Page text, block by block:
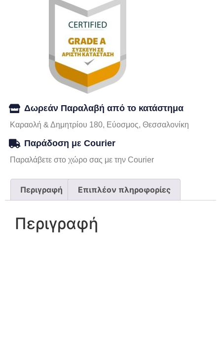
Δωρεάν Παραλαβή από το κατάστημα
Καραολή & Δημητρίου 180, Εύοσμος, Θεσσαλονίκη
Παράδοση με Courier
Παραλάβετε στο χώρο σας με την Courier
Περιγραφή Επιπλέον πληροφορίες
Περιγραφή